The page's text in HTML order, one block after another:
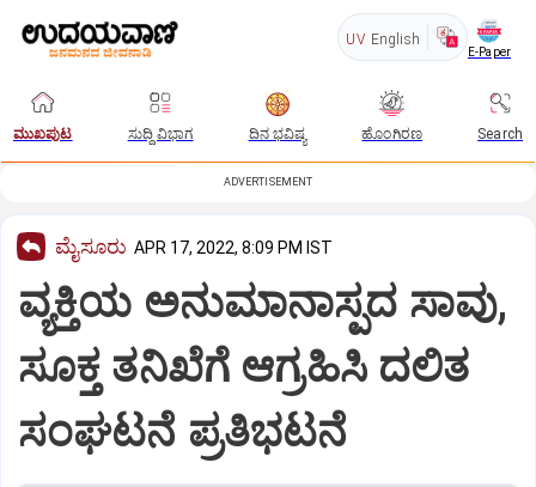
UV English
E-Paper
ಮುಖಪುಟ ಸುದ್ದಿ ವಿಭಾಗ ದಿನ ಭವಿಷ್ಯ ಹೊಂಗಿರಣ Search
ADVERTISEMENT
ಮೈಸೂರು APR 17, 2022, 8:09 PM IST
ವ್ಯಕ್ತಿಯ ಅನುಮಾನಾಸ್ಪದ ಸಾವು,
ಸೂಕ್ತ ತನಿಖೆಗೆ ಆಗ್ರಹಿಸಿ ದಲಿತ
ಸಂಘಟನೆ ಪ್ರತಿಭಟನೆ